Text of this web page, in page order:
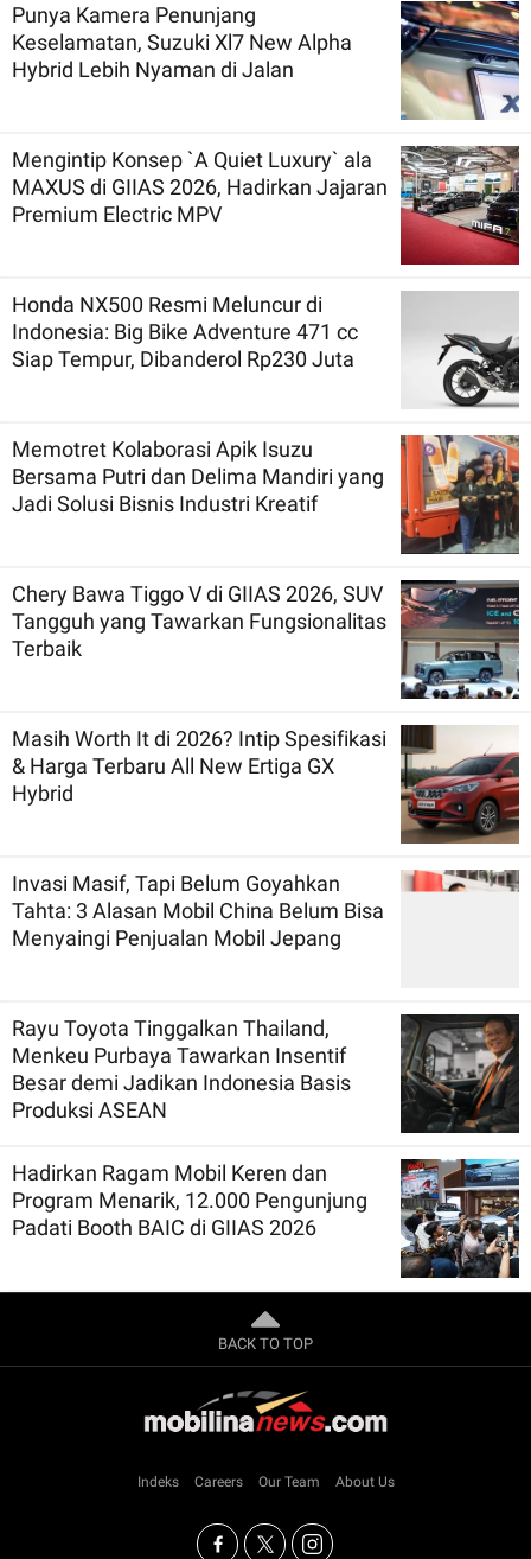
Punya Kamera Penunjang
Keselamatan, Suzuki Xl7 New Alpha
Hybrid Lebih Nyaman di Jalan
Mengintip Konsep `A Quiet Luxury` ala
MAXUS di GIIAS 2026, Hadirkan Jajaran
Premium Electric MPV
Honda NX500 Resmi Meluncur di
Indonesia: Big Bike Adventure 471 cc
Siap Tempur, Dibanderol Rp230 Juta
Memotret Kolaborasi Apik Isuzu
Bersama Putri dan Delima Mandiri yang
Jadi Solusi Bisnis Industri Kreatif
Chery Bawa Tiggo V di GIIAS 2026, SUV
Tangguh yang Tawarkan Fungsionalitas
Terbaik
Masih Worth It di 2026? Intip Spesifikasi
& Harga Terbaru All New Ertiga GX
Hybrid
Invasi Masif, Tapi Belum Goyahkan
Tahta: 3 Alasan Mobil China Belum Bisa
Menyaingi Penjualan Mobil Jepang
Rayu Toyota Tinggalkan Thailand,
Menkeu Purbaya Tawarkan Insentif
Besar demi Jadikan Indonesia Basis
Produksi ASEAN
Hadirkan Ragam Mobil Keren dan
Program Menarik, 12.000 Pengunjung
Padati Booth BAIC di GIIAS 2026
BACK TO TOP
Indeks Careers Our Team About Us